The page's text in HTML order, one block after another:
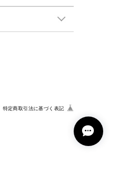
特定商取引法に基づく表記